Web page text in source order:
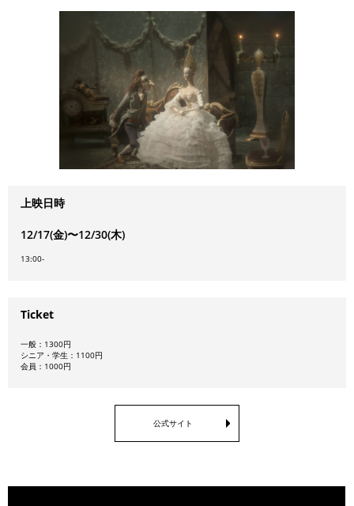
上映日時
12/17(金)〜12/30(木)
13:00-
Ticket
一般：1300円
シニア・学生：1100円
会員：1000円
公式サイト